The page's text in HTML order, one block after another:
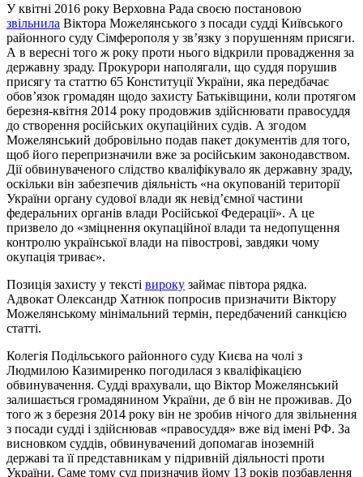
У квітні 2016 року Верховна Рада своєю постановою
звільнила Віктора Можелянського з посади судді Київського
районного суду Сімферополя у звʼязку з порушенням присяги.
А в вересні того ж року проти нього відкрили провадження за
державну зраду. Прокурори наполягали, що суддя порушив
присягу та статтю 65 Конституції України, яка передбачає
обовʼязок громадян щодо захисту Батьківщини, коли протягом
березня-квітня 2014 року продовжив здійснювати правосуддя
до створення російських окупаційних судів. А згодом
Можелянський добровільно подав пакет документів для того,
щоб його перепризначили вже за російським законодавством.
Дії обвинуваченого слідство кваліфікувало як державну зраду,
оскільки він забезпечив діяльність «на окупованій території
України органу судової влади як невідʼємної частини
федеральних органів влади Російської Федерації». А це
призвело до «зміцнення окупаційної влади та недопущення
контролю української влади на півострові, завдяки чому
окупація триває».
Позиція захисту у тексті вироку займає півтора рядка.
Адвокат Олександр Хатнюк попросив призначити Віктору
Можелянському мінімальний термін, передбачений санкцією
статті.
Колегія Подільського районного суду Києва на чолі з
Людмилою Казимиренко погодилася з кваліфікацією
обвинувачення. Судді врахували, що Віктор Можелянський
залишається громадянином України, де б він не проживав. До
того ж з березня 2014 року він не зробив нічого для звільнення
з посади судді і здійснював «правосуддя» вже від імені РФ. За
висновком суддів, обвинувачений допомагав іноземній
державі та її представникам у підривній діяльності проти
України. Саме тому суд призначив йому 13 років позбавлення